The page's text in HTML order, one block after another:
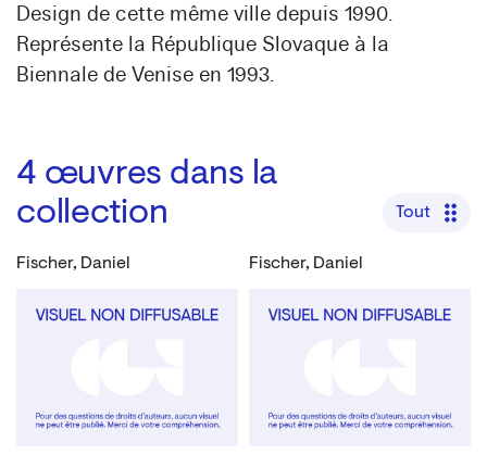
Design de cette même ville depuis 1990.
Représente la République Slovaque à la
Biennale de Venise en 1993.
4 œuvres dans la
collection
Tout
Fischer, Daniel Fischer, Daniel